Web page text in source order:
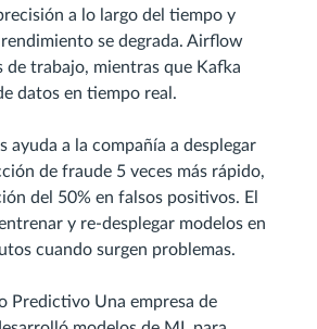
a lo largo del tiempo y
se degrada. Airflow
de trabajo, mientras que Kafka
datos en tiempo real.
ayuda a la compañía a desplegar
de fraude 5 veces más rápido,
del 50% en falsos positivos. El
y re-desplegar modelos en
cuando surgen problemas.
Predictivo Una empresa de